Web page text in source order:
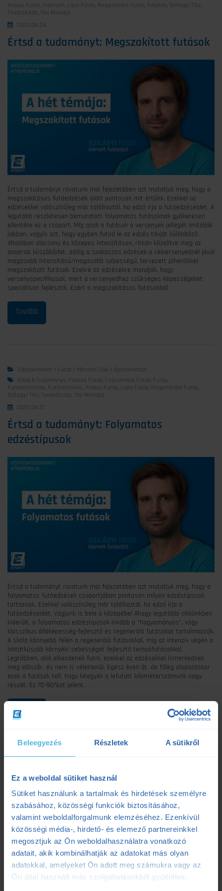
Beleegyezés Részletek A sütikről
Ez a weboldal sütiket használ
Sütiket használunk a tartalmak és hirdetések személyre
szabásához, közösségi funkciók biztosításához,
valamint weboldalforgalmunk elemzéséhez. Ezenkívül
közösségi média-, hirdető- és elemező partnereinkkel
megosztjuk az Ön weboldalhasználatra vonatkozó
adatait, akik kombinálhatják az adatokat más olyan
adatokkal, amelyeket Ön adott meg számukra vagy az
Ön által használt más szolgáltatásokból gyűjtöttek.
Hosszú Futás, Intervall, Laza Futás, Regeneráló Futás, Résztáv , Szilágyi Tibi,
Tempófutás, Tibi Mondja
2020.08.24.
Értsd a tudományt: Megszakított futások
Értsd a tudományt rovatunk mai fejezetében azt mutatjuk meg, hogy a
megszakításos futóedzések alatt pontosan mit értünk. Ezekkel az
edzésekkel valószínűleg már találkoztál, ha edző írja a futóedzéseidet. A
legutóbb részletesen bemutatott folyamatos futásoknak gyökeresen
ellentéte ez a csoport. Míg azok a futások a versenyek jellegét imitálják
jobban, vagyis azt, hogy egyben futod le az edzés távját különböző,
általában alacsony és közepes intenzitáson, ritkán közelítve meg az
anaerob küszöbödet, addig a szakaszos edzések a célversenyednél jóval
magasabb intenzitású/magasabb sebességű, tervezett pihenőkkel
megszakított futások. Ezekre az edzésekre mondják, hogy
versenyspecifikusak, mert a versenyedhez szükséges képességeket
speciálisan fejlesztik. Ezért a megszakításos futásokból
Edzéselmélet / Futás / Minden Cikk / Sportélettan
Értsd A Tudományt , Fokozó Futás, Folyamatos Futás, Futás,
Futásdinamika, Futótechnika, Hosszú Futás, Laza Futás, Regeneráló Futás,
Szilágyi Tibi, Tempófutás, Tibi Mondja
2020.08.17.
Értsd a tudományt: Folyamatos
edzéstípusok
Értsd a tudományt rovatunk mai fejezetében azt mutatjuk meg, hogy a
folyamatos futóedzések csoportjában pontosan milyen edzéstípusok
tartoznak. Ezekkel valószínűleg már találkoztál, ha edző írja a
futóedzéseidet. Vágjunk is bele a közepébe! Ahogy legutóbbi cikkünkben
kiderült, a folyamatos edzéstípusok inkább a “hagyományos”, vagy
klasszikus állóképesség-fejlesztő és regeneráló futásokat tartalmazzák.
A skála könnyebb felén a regeneráló futásokkal, míg az intenzív végén a
laktátküszöb környéki sebességet fejlesztő tempófutásokkal.
Legtöbben, akik elkezdenek futni, ezekkel az edzésekkel ismerkednek
meg először, és nem is véletlenül. Egész éven át, de főleg alapozáskor
ezek a futások kell, hogy kitegyék a lefutott kilométerszámunk nagy
részét. Ez 70-90%ot jelent.
Kategóriák
#ensportarcok(5)
Balázs Bogi (futó)(1)
Bikefit(2)
Edzéselemzés(1)